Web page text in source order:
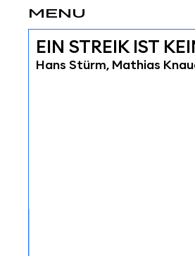
MENU
EIN STREIK IST
Hans Stürm, Mathias